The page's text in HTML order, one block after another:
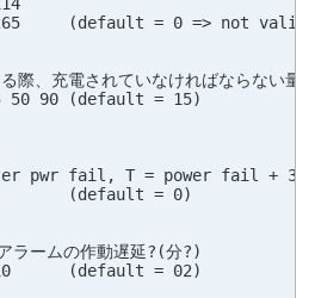
(default = 0 => not valid)
際、充電されていなければならない量
15 50 90 (default = 15)
pwr fail, T = power fail + 30
(default = 0)
ラームの作動遅延?(分?)
(default = 02)